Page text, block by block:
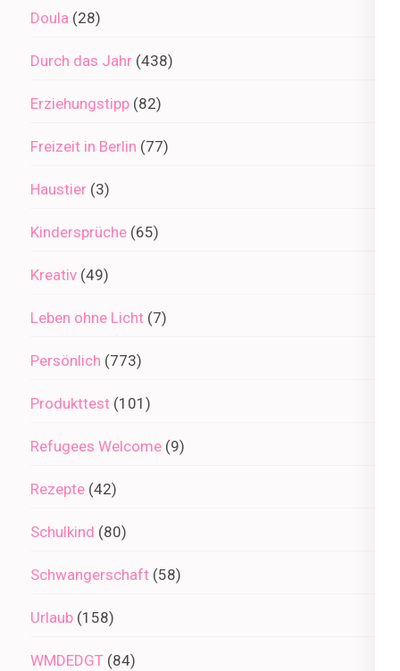
Doula (28)
Durch das Jahr (438)
Erziehungstipp (82)
Freizeit in Berlin (77)
Haustier (3)
Kindersprüche (65)
Kreativ (49)
Leben ohne Licht (7)
Persönlich (773)
Produkttest (101)
Refugees Welcome (9)
Rezepte (42)
Schulkind (80)
Schwangerschaft (58)
Urlaub (158)
WMDEDGT (84)